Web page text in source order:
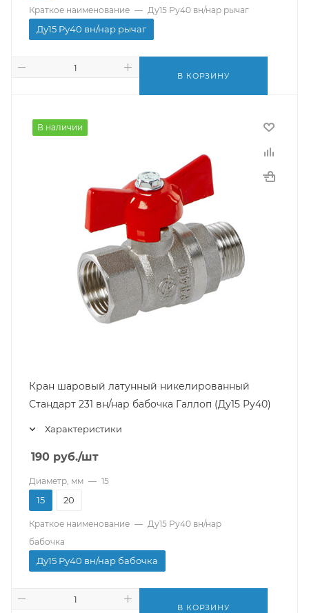
Краткое наименование — Ду15 Ру40 вн/нар рычаг
Ду15 Ру40 вн/нар рычаг
В КОРЗИНУ
В наличии
Кран шаровый латунный никелированный
Стандарт 231 вн/нар бабочка Галлоп (Ду15 Ру40)
Характеристики
190 руб./шт
Диаметр, мм — 15
15 20
Краткое наименование — Ду15 Ру40 вн/нар
бабочка
Ду15 Ру40 вн/нар бабочка
В КОРЗИНУ